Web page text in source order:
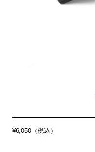
¥6,050（税込）